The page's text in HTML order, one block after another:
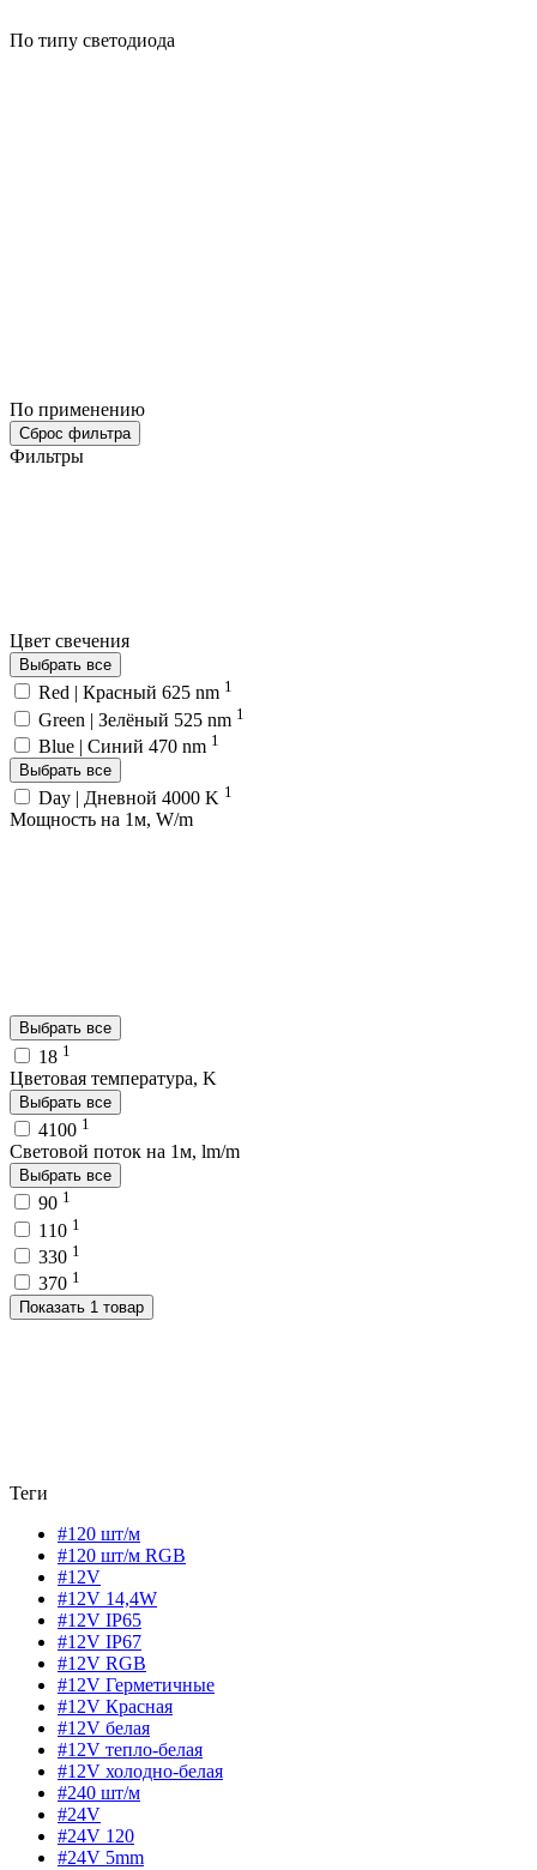
По типу светодиода
По применению
Сброс фильтра
Фильтры
Цвет свечения
Выбрать все
Red | Красный 625 nm 1
Green | Зелёный 525 nm 1
Blue | Синий 470 nm 1
Выбрать все
Day | Дневной 4000 K 1
Мощность на 1м, W/m
Выбрать все
18 1
Цветовая температура, K
Выбрать все
4100 1
Световой поток на 1м, lm/m
Выбрать все
90 1
110 1
330 1
370 1
Показать 1 товар
Теги
#120 шт/м
#120 шт/м RGB
#12V
#12V 14,4W
#12V IP65
#12V IP67
#12V RGB
#12V Герметичные
#12V Красная
#12V белая
#12V тепло-белая
#12V холодно-белая
#240 шт/м
#24V
#24V 120
#24V 5mm